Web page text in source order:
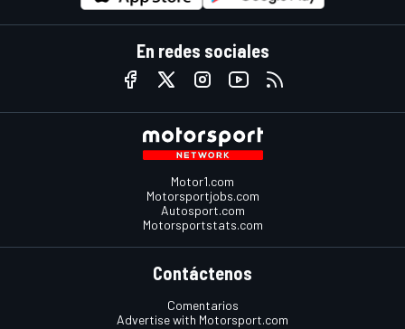
En redes sociales
Motor1.com
Motorsportjobs.com
Autosport.com
Motorsportstats.com
Contáctenos
Comentarios
Advertise with Motorsport.com